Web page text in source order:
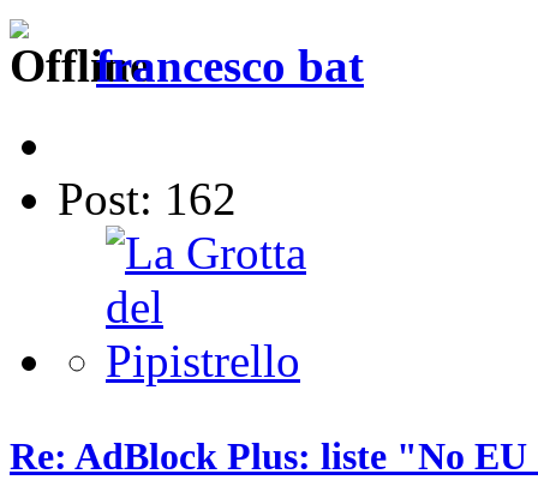
francesco bat
Post: 162
Re: AdBlock Plus: liste "No